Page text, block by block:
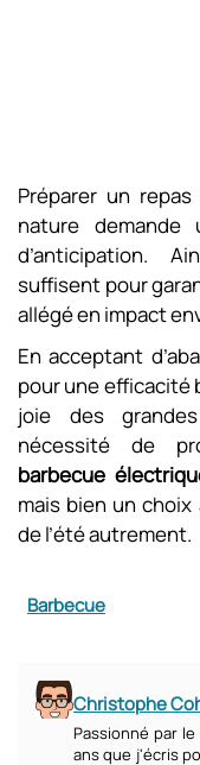
Préparer un
nature demande
d’anticipation.
suffisent pour
allégé en impact
En acceptant
pour une efficacité
joie des
nécessité de
barbecue
mais bien un
de l’été autrement.
Barbecue
Christophe
Passionné par
ans que j'écris